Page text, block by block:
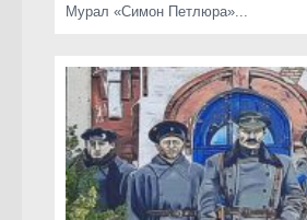
Мурал «Симон Петлюра»...